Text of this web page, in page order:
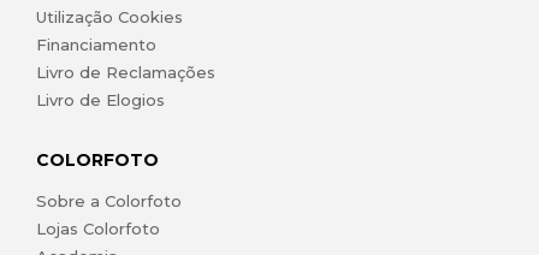
Utilização Cookies
Financiamento
Livro de Reclamações
Livro de Elogios
COLORFOTO
Sobre a Colorfoto
Lojas Colorfoto